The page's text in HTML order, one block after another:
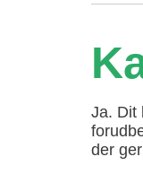
Ja. Dit
der